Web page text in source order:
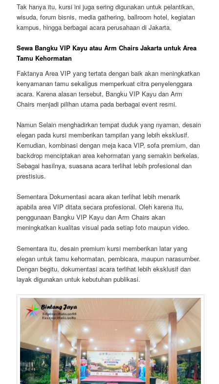
Tak hanya itu, kursi ini juga sering digunakan untuk pelantikan,
wisuda, forum bisnis, media gathering, ballroom hotel, kegiatan
kampus, hingga berbagai acara perusahaan di Jakarta.
Sewa Bangku VIP Kayu atau Arm Chairs Jakarta untuk Area
Tamu Kehormatan
Faktanya Area VIP yang tertata dengan baik akan meningkatkan
kenyamanan tamu sekaligus memperkuat citra penyelenggara
acara. Karena alasan tersebut, Bangku VIP Kayu dan Arm
Chairs menjadi pilihan utama pada berbagai event resmi.
Namun Selain menghadirkan tempat duduk yang nyaman, desain
elegan pada kursi memberikan tampilan yang lebih eksklusif.
Kemudian, kombinasi dengan meja kaca VIP, sofa premium, dan
backdrop menciptakan area kehormatan yang semakin berkelas.
Sebagai hasilnya, suasana acara terlihat lebih profesional dan
prestisius.
Sementara Dokumentasi acara akan terlihat lebih menarik
apabila area VIP ditata secara profesional. Oleh karena itu,
penggunaan Bangku VIP Kayu dan Arm Chairs akan
meningkatkan kualitas visual pada setiap foto maupun video.
Sementara itu, desain premium kursi memberikan latar yang
elegan untuk tamu kehormatan, pembicara, maupun narasumber.
Dengan begitu, dokumentasi acara terlihat lebih eksklusif dan
layak digunakan untuk kebutuhan publikasi.